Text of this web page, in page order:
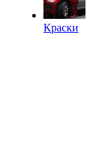
Краски